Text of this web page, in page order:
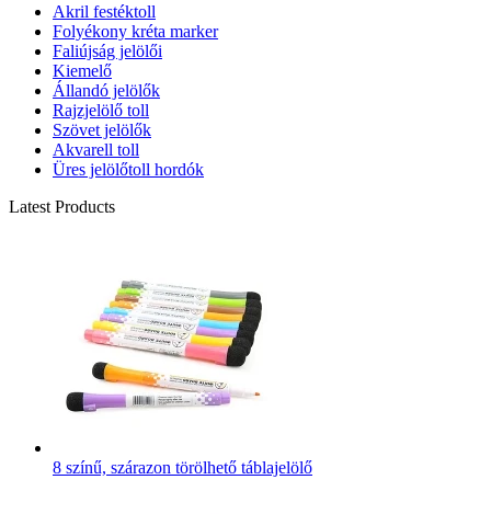
Akril festéktoll
Folyékony kréta marker
Faliújság jelölői
Kiemelő
Állandó jelölők
Rajzjelölő toll
Szövet jelölők
Akvarell toll
Üres jelölőtoll hordók
Latest Products
8 színű, szárazon törölhető táblajelölő